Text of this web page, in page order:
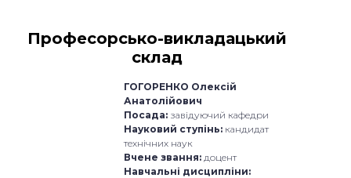
Професорсько-викладацький
склад
ГОГОРЕНКО Олексій
Анатолійович
Посада: завідуючий кафедри
Науковий ступінь: кандидат
технічних наук
Вчене звання: доцент
Навчальні дисципліни: